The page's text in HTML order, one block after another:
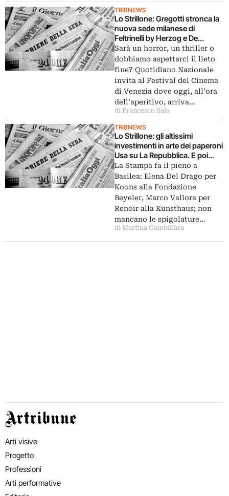
TRIBNEWS
Lo Strillone: Gregotti stronca la
nuova sede milanese di
Feltrinelli by Herzog e De
Meuron sul Corriere della Sera.
E poi Monica Maggioni e l’Expo
2015, i video di Pinault, Galleria
Estense di Modena…
Sarà un horror, un thriller o
dobbiamo aspettarci il lieto
fine? Quotidiano Nazionale
invita al Festival del Cinema
di Venezia dove oggi, all’ora
dell’aperitivo, arriva…
di Francesco Sala
TRIBNEWS
Lo Strillone: gli altissimi
investimenti in arte dei paperoni
Usa su La Repubblica. E poi
Koons alla Fondazione Beyeler,
Yves Klein a Genova, Barocco a
Palazzo Fava…
La Stampa fa il pieno a
Basilea: Elena Del Drago per
Koons alla Fondazione
Beyeler, Marco Vallora per
Renoir alla Kunsthaus; non
mancano le spigolature…
di Martina Gambillara
Artribune
Arti visive
Progetto
Professioni
Arti performative